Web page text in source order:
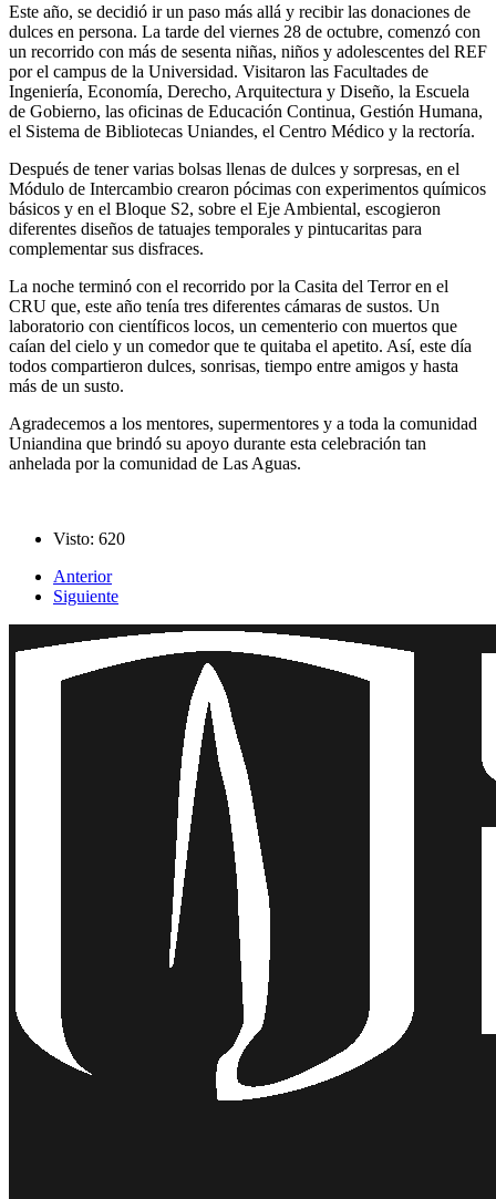
Este año, se decidió ir un paso más allá y recibir las donaciones de
dulces en persona. La tarde del viernes 28 de octubre, comenzó con
un recorrido con más de sesenta niñas, niños y adolescentes del REF
por el campus de la Universidad. Visitaron las Facultades de
Ingeniería, Economía, Derecho, Arquitectura y Diseño, la Escuela
de Gobierno, las oficinas de Educación Continua, Gestión Humana,
el Sistema de Bibliotecas Uniandes, el Centro Médico y la rectoría.
Después de tener varias bolsas llenas de dulces y sorpresas, en el
Módulo de Intercambio crearon pócimas con experimentos químicos
básicos y en el Bloque S2, sobre el Eje Ambiental, escogieron
diferentes diseños de tatuajes temporales y pintucaritas para
complementar sus disfraces.
La noche terminó con el recorrido por la Casita del Terror en el
CRU que, este año tenía tres diferentes cámaras de sustos. Un
laboratorio con científicos locos, un cementerio con muertos que
caían del cielo y un comedor que te quitaba el apetito. Así, este día
todos compartieron dulces, sonrisas, tiempo entre amigos y hasta
más de un susto.
Agradecemos a los mentores, supermentores y a toda la comunidad
Uniandina que brindó su apoyo durante esta celebración tan
anhelada por la comunidad de Las Aguas.
Visto: 620
Anterior
Siguiente